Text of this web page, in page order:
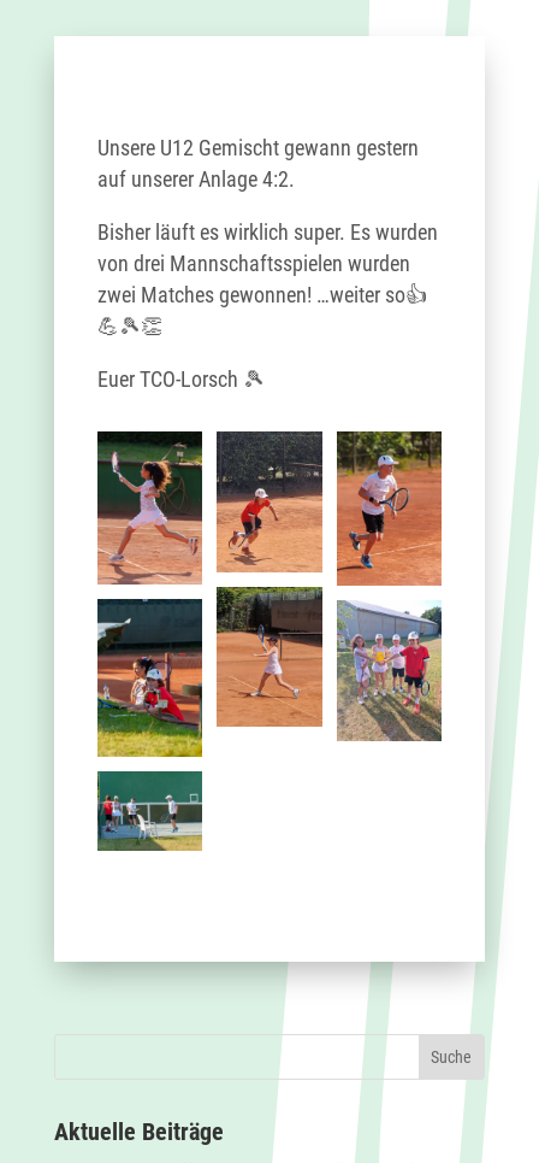
Unsere U12 Gemischt gewann gestern
auf unserer Anlage 4:2.
Bisher läuft es wirklich super. Es wurden
von drei Mannschaftsspielen wurden
zwei Matches gewonnen! …weiter so👍
💪🎾👏
Euer TCO-Lorsch 🎾
Aktuelle Beiträge